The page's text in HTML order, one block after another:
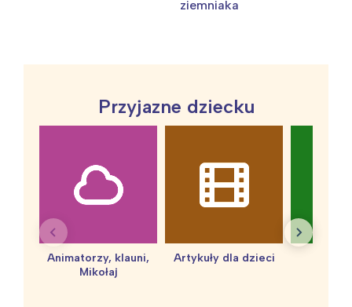
ziemniaka
Przyjazne dziecku
Animatorzy, klauni,
Mikołaj
Artykuły dla dzieci